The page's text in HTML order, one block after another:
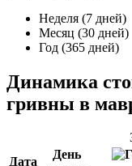
Неделя (7 дней)
Месяц (30 дней)
Год (365 дней)
Динамика
гривны в
Дата
День